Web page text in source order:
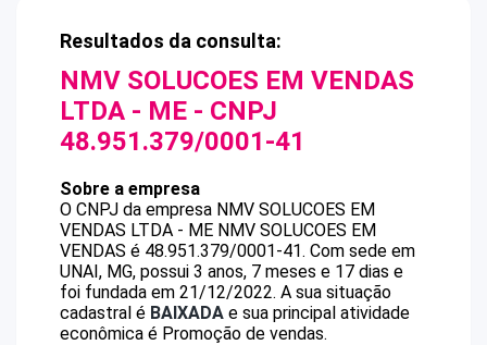
Resultados da consulta:
NMV SOLUCOES EM VENDAS
LTDA - ME - CNPJ
48.951.379/0001-41
Sobre a empresa
O CNPJ da empresa NMV SOLUCOES EM
VENDAS LTDA - ME NMV SOLUCOES EM
VENDAS é 48.951.379/0001-41. Com sede em
UNAI, MG, possui 3 anos, 7 meses e 17 dias e
foi fundada em 21/12/2022. A sua situação
cadastral é BAIXADA e sua principal atividade
econômica é Promoção de vendas.